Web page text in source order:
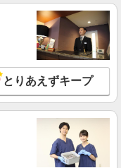
円（資格・経験によ
詳細を見る
介護
円（資格・経験によ
とりあえずキープ